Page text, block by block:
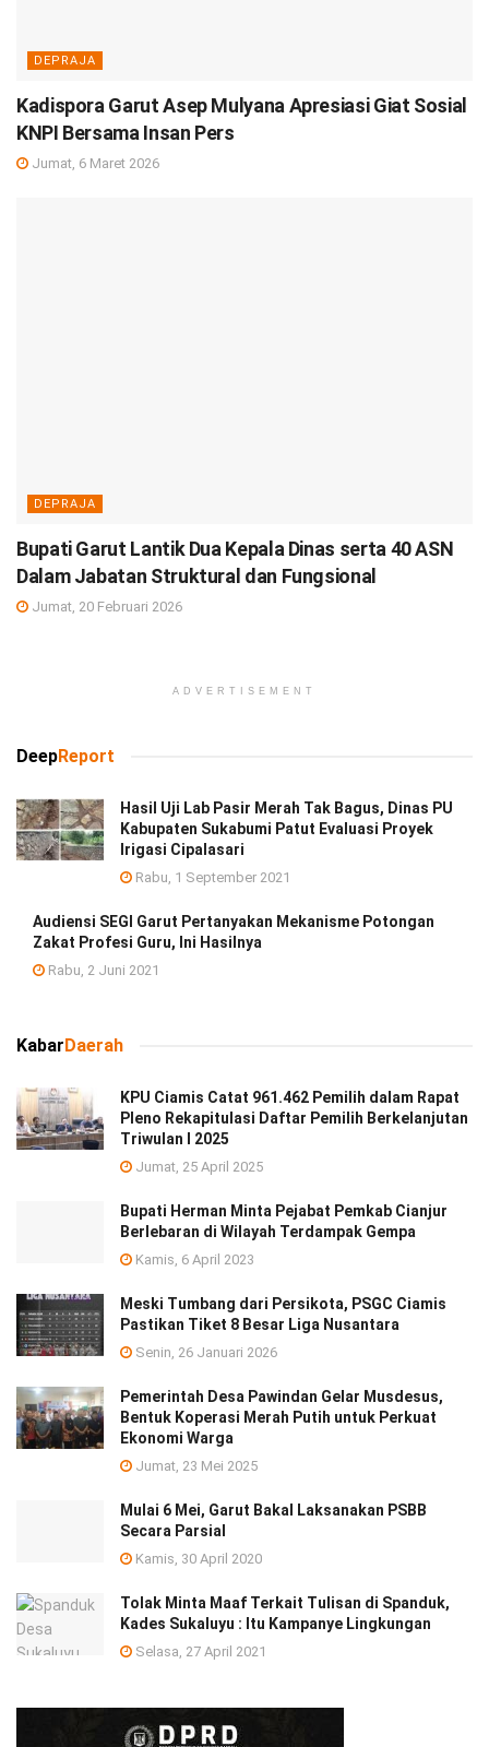
DEPRAJA
Kadispora Garut Asep Mulyana Apresiasi Giat Sosial
KNPI Bersama Insan Pers
Jumat, 6 Maret 2026
DEPRAJA
Bupati Garut Lantik Dua Kepala Dinas serta 40 ASN
Dalam Jabatan Struktural dan Fungsional
Jumat, 20 Februari 2026
ADVERTISEMENT
DeepReport
Hasil Uji Lab Pasir Merah Tak Bagus, Dinas PU
Kabupaten Sukabumi Patut Evaluasi Proyek
Irigasi Cipalasari
Rabu, 1 September 2021
Audiensi SEGI Garut Pertanyakan Mekanisme Potongan
Zakat Profesi Guru, Ini Hasilnya
Rabu, 2 Juni 2021
Kabar Daerah
KPU Ciamis Catat 961.462 Pemilih dalam Rapat
Pleno Rekapitulasi Daftar Pemilih Berkelanjutan
Triwulan I 2025
Jumat, 25 April 2025
Bupati Herman Minta Pejabat Pemkab Cianjur
Berlebaran di Wilayah Terdampak Gempa
Kamis, 6 April 2023
Meski Tumbang dari Persikota, PSGC Ciamis
Pastikan Tiket 8 Besar Liga Nusantara
Senin, 26 Januari 2026
Pemerintah Desa Pawindan Gelar Musdesus,
Bentuk Koperasi Merah Putih untuk Perkuat
Ekonomi Warga
Jumat, 23 Mei 2025
Mulai 6 Mei, Garut Bakal Laksanakan PSBB
Secara Parsial
Kamis, 30 April 2020
Tolak Minta Maaf Terkait Tulisan di Spanduk,
Kades Sukaluyu : Itu Kampanye Lingkungan
Selasa, 27 April 2021